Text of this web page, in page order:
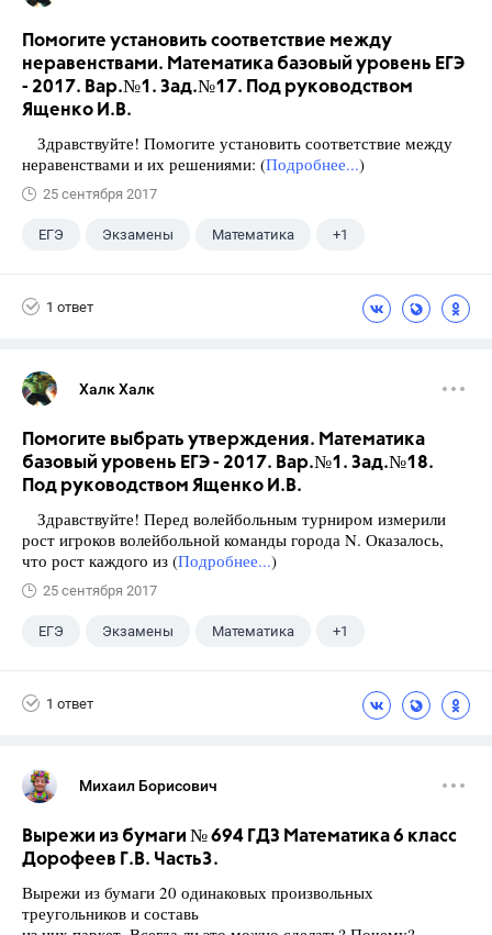
Помогите установить соответствие между
неравенствами. Математика базовый уровень ЕГЭ
- 2017. Вар.№1. Зад.№17. Под руководством
Ященко И.В.
Здравствуйте! Помогите установить соответствие между
неравенствами и их решениями: (Подробнее...)
25 сентября 2017
ЕГЭ Экзамены Математика +1
1 ответ
Халк Халк
Помогите выбрать утверждения. Математика
базовый уровень ЕГЭ - 2017. Вар.№1. Зад.№18.
Под руководством Ященко И.В.
Здравствуйте! Перед волейбольным турниром измерили
рост игроков волейбольной команды города N. Оказалось,
что рост каждого из (Подробнее...)
25 сентября 2017
ЕГЭ Экзамены Математика +1
1 ответ
Михаил Борисович
Вырежи из бумаги № 694 ГДЗ Математика 6 класс
Дорофеев Г.В. Часть3.
Вырежи из бумаги 20 одинаковых произвольных
треугольников и составь